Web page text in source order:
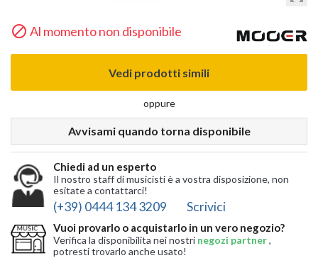
 Al momento non disponibile
Vedi prodotti simili
oppure
Avvisami quando torna disponibile
Chiedi ad un esperto
Il nostro staff di musicisti è a vostra disposizione, non
esitate a contattarci!
(+39) 0444 134 3209 Scrivici
Vuoi provarlo o acquistarlo in un vero negozio?
Verifica la disponibilita nei nostri negozi partner,
potresti trovarlo anche usato!